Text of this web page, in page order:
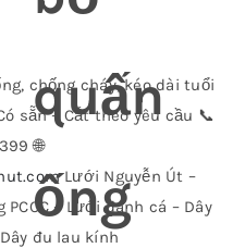
quấn
ống
chống cháy, kéo dài tuổi
sẵn – Cắt theo yêu cầu 📞
🌐
Lưới Nguyễn Út –
PCCC – Lưới đánh cá – Dây
đu lau kính